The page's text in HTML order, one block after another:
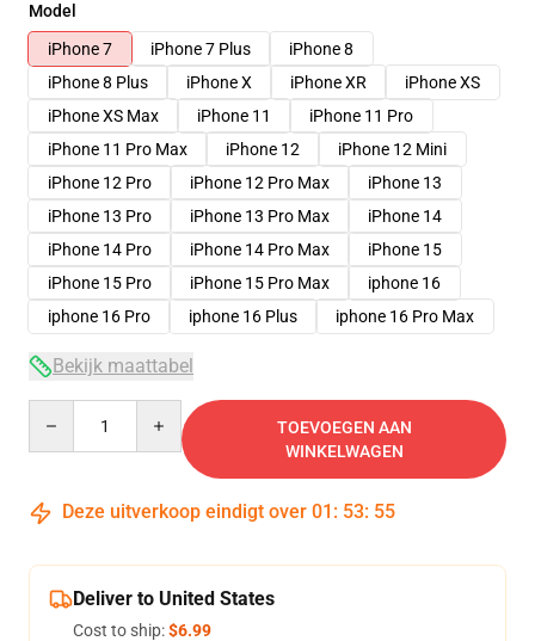
Model
iPhone 7
iPhone 7 Plus
iPhone 8
iPhone 8 Plus
iPhone X iPhone XR
iPhone XS
iPhone XS Max
iPhone 11
iPhone 11 Pro
iPhone 11 Pro Max
iPhone 12
iPhone 12 Mini
iPhone 12 Pro
iPhone 12 Pro Max
iPhone 13
iPhone 13 Pro
iPhone 13 Pro Max
iPhone 14
iPhone 14 Pro
iPhone 14 Pro Max
iPhone 15
iPhone 15 Pro
iPhone 15 Pro Max
iphone 16
iphone 16 Pro
iphone 16 Plus iphone 16 Pro Max
Bekijk maattabel
TOEVOEGEN AAN
WINKELWAGEN
Deze uitverkoop eindigt over 01 : 53: 54
Deliver to United States
Cost to ship:$6.99